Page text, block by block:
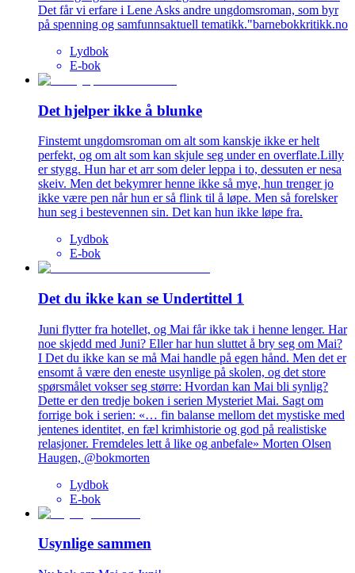
Det får vi erfare i Lene Asks andre ungdomsroman, som byr
på spenning og samfunnsaktuell tematikk."barnebokkritikk.no
Lydbok
E-bok
Det hjelper ikke å blunke
Finstemt ungdomsroman om alt som kanskje ikke er helt
perfekt, og om alt som kan skjule seg under en overflate.Lilly
er stygg. Hun har et arr som deler leppa i to, dessuten er nesa
skeiv. Men det bekymrer henne ikke så mye, hun trenger jo
ikke være pen når hun er så flink til å løpe. Men så forelsker
hun seg i bestevennen sin. Det kan hun ikke løpe fra.
Lydbok
E-bok
Det du ikke kan se Undertittel 1
Juni flytter fra hotellet, og Mai får ikke tak i henne lenger. Har
noe skjedd med Juni? Eller har hun sluttet å bry seg om Mai?
I Det du ikke kan se må Mai handle på egen hånd. Men det er
ensomt å være den eneste usynlige på skolen, og det store
spørsmålet vokser seg større: Hvordan kan Mai bli synlig?
Dette er den tredje boken i serien Mysteriet Mai. Sagt om
forrige bok i serien: «… fin balanse mellom det mystiske med
jentenes identitet, en fæl krimhistorie og god på realistiske
relasjoner. Fremdeles lett å like og anbefale» Morten Olsen
Haugen, @bokmorten
Lydbok
E-bok
Usynlige sammen